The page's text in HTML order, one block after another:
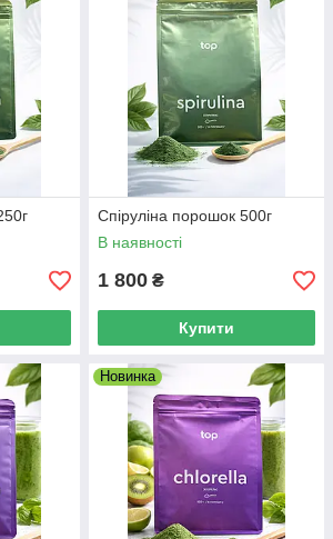
Спіруліна порошок 500г
В наявності
1 800 ₴
Купити
Новинка